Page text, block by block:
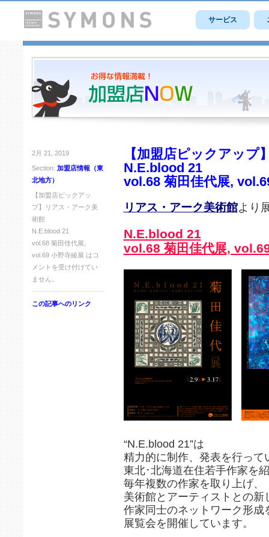
サービス
2月 21, 2019
Section: 加盟店情報（東
北地方）
【加盟店ピックアッ
プ】リアス・アーク美
術館
N.E.blood 21
vol.68 菊田佳代展,
vol.69 小野寺綾展 は コ
メントを受け付けてい
ません。
この記事へのリンク
【加盟店ピックアップ
N.E.blood 21
vol.68 菊田佳代展,
リアス・アーク美術館より
N.E.blood 21
vol.68 菊田佳代展,
“N.E.blood 21”は
精力的に制作、発表を行って
東北･北海道在住若手作家を
毎年複数の作家を取り上げ、
美術館とアーティストとの
作家同士のネットワーク形成
展覧会を開催しています。